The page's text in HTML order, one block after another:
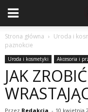
Strona główna Uroda i
paznokcie
Uroda i kosmetyki Akcesoria i
JAK
Przez Redakcja - 10 kwietnia